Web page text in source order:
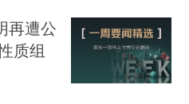
截至2020年Q1，美国债券ETF市
主题ETF，2只绿色债券ETF，所
再遭公
质组